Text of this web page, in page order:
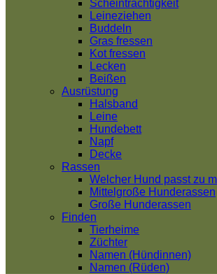
Scheinträchtigkeit
Leineziehen
Buddeln
Gras fressen
Kot fressen
Lecken
Beißen
Ausrüstung
Halsband
Leine
Hundebett
Napf
Decke
Rassen
Welcher Hund passt zu
Mittelgroße Hunderassen
Große Hunderassen
Finden
Tierheime
Züchter
Namen (Hündinnen)
Namen (Rüden)